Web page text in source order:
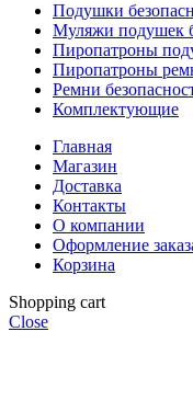
Подушки
Муляжи подушек
Пиропатроны
Пиропатроны
Ремни
Комплектующие
Главная
Магазин
Доставка
Контакты
О компании
Оформление
Корзина
Shopping cart
Close